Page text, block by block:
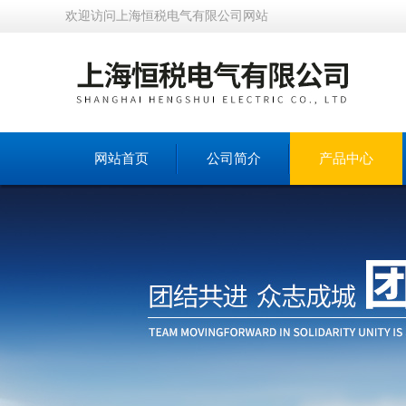
欢迎访问上海恒税电气有限公司网站
网站首页 公司简介 产品中心